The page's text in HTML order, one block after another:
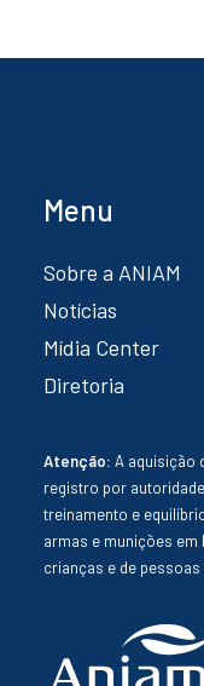
Menu
Sobre a ANIAM
Notícias
Mídia Center
Diretoria
Atenção: A aquisição
registro por
treinamento e
armas e munições
crianças e de